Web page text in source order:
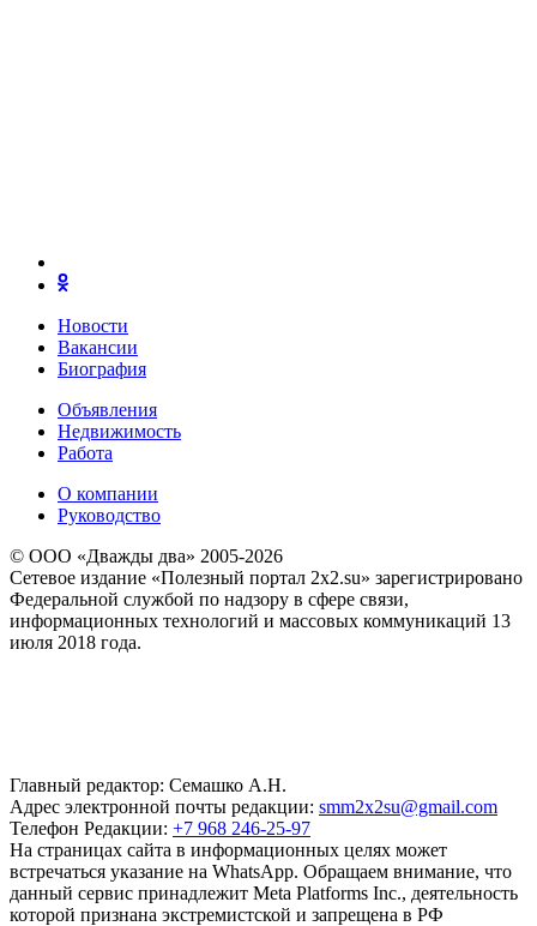
Новости
Вакансии
Биография
Объявления
Недвижимость
Работа
О компании
Руководство
© ООО «Дважды два» 2005-2026
Сетевое издание «Полезный портал 2x2.su» зарегистрировано
Федеральной службой по надзору в сфере связи,
информационных технологий и массовых коммуникаций 13
июля 2018 года.
Главный редактор: Семашко А.Н.
Адрес электронной почты редакции: smm2x2su@gmail.com
Телефон Редакции: +7 968 246-25-97
На страницах сайта в информационных целях может
встречаться указание на WhatsApp. Обращаем внимание, что
данный сервис принадлежит Meta Platforms Inc., деятельность
которой признана экстремистской и запрещена в РФ